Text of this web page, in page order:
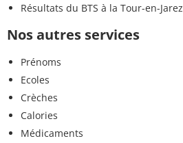
Résultats du BTS à la Tour-en-Jarez
Nos autres services
Prénoms
Ecoles
Crèches
Calories
Médicaments